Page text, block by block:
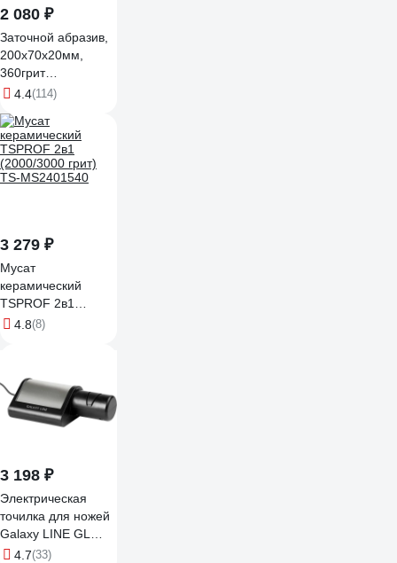
2 080 ₽
Заточной абразив,
200х70х20мм,
360грит
Петроградъ
4.4(114)
3 279 ₽
Мусат
керамический
TSPROF 2в1
(2000/3000 грит)
4.8(8)
3 198 ₽
Электрическая
точилка для ножей
Galaxy LINE GL
2443, черный с
4.7(33)